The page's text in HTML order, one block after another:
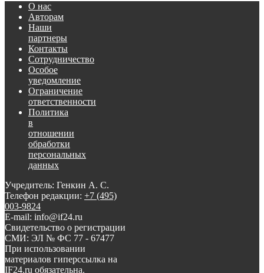
О нас
Авторам
Наши
партнеры
Контакты
Сотрудничество
Особое
уведомление
Ограничение
ответственности
Политика
в
отношении
обработки
персональных
данных
Учредитель: Генкин А. С.
Телефон редакции: +7 (495)
003-9824
E-mail: info@if24.ru
Свидетельство о регистрации
СМИ: ЭЛ № ФС 77 - 67477
При использовании
материалов гиперссылка на
IF24.ru обязательна.